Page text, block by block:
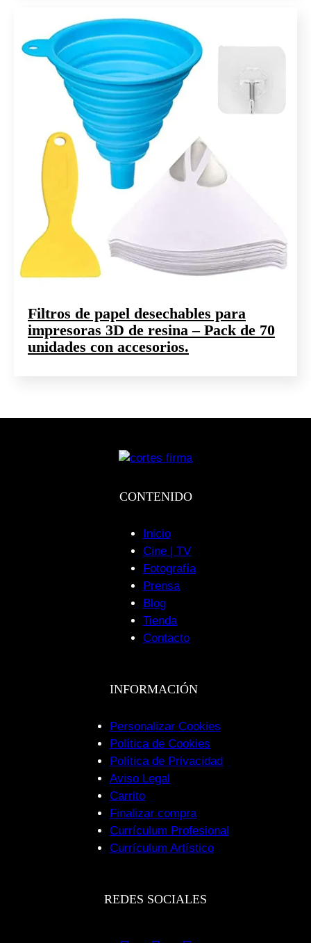
Filtros de papel desechables para
impresoras 3D de resina – Pack de 70
unidades con accesorios.
CONTENIDO
Inicio
Cine | TV
Fotografía
Prensa
Blog
Tienda
Contacto
INFORMACIÓN
Personalizar Cookies
Política de Cookies
Política de Privacidad
Aviso Legal
Carrito
Finalizar compra
Currículum Profesional
Currículum Artístico
REDES SOCIALES